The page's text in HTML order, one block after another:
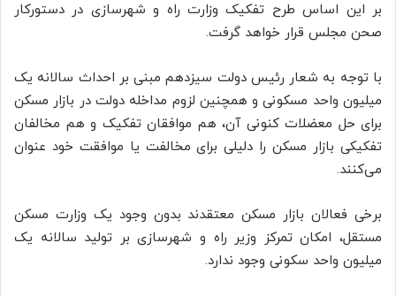
بر این اساس طرح تفکیک وزارت راه و شهرسازی در دستورکار
صحن مجلس قرار خواهد گرفت.
با توجه به شعار رئیس دولت سیزدهم مبنی بر احداث سالانه یک
میلیون واحد مسکونی و همچنین لزوم مداخله دولت در بازار مسکن
برای حل معضلات کنونی آن، هم موافقان تفکیک و هم مخالفان
تفکیکی بازار مسکن را دلیلی برای مخالفت یا موافقت خود عنوان
می‌کنند.
برخی فعالان بازار مسکن معتقدند بدون وجود یک وزارت مسکن
مستقل، امکان تمرکز وزیر راه و شهرسازی بر تولید سالانه یک
میلیون واحد سکونی وجود ندارد.